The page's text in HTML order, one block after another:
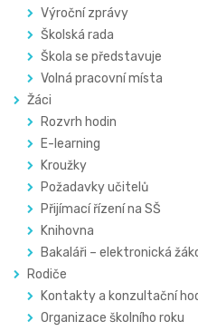
Výroční zprávy
Školská rada
Škola se představuje
Volná pracovní místa
Žáci
Rozvrh hodin
E-learning
Kroužky
Požadavky učitelů
Přijímací řízení na SŠ
Knihovna
Bakaláři – elektronická
Rodiče
Kontakty a konzultační
Organizace školního roku